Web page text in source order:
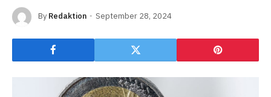
By Redaktion September 28, 2024